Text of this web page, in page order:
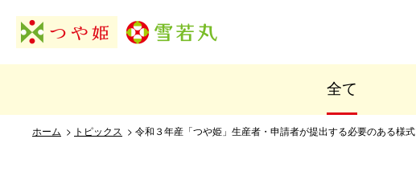
全て
ホーム > トピックス > 令和３年産「つや姫」生産者・申請者が提出する必要のある様式